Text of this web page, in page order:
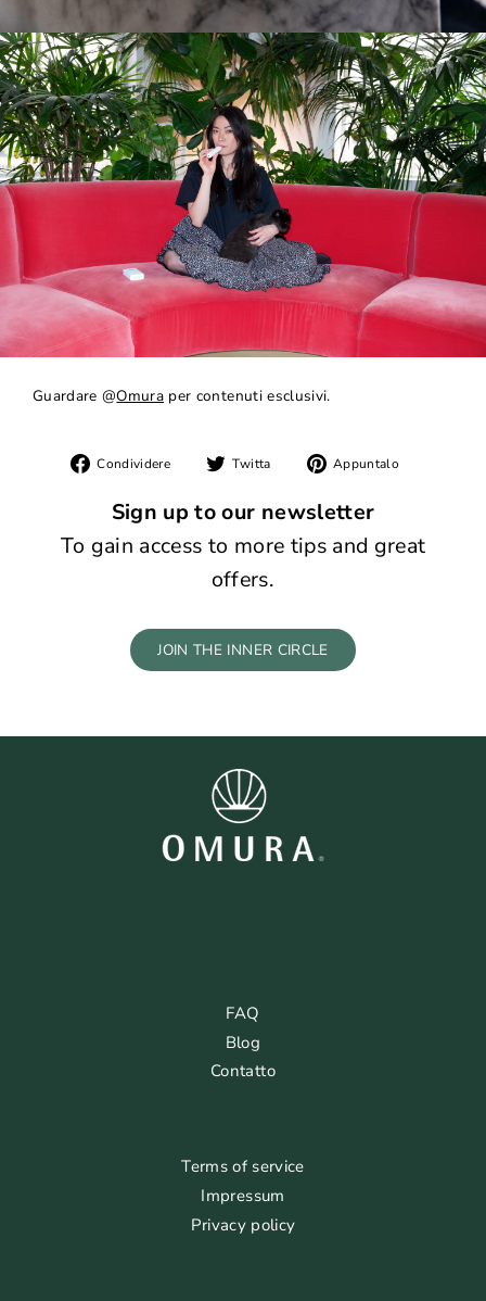
Guardare @Omura per contenuti esclusivi.
Condividere
Condividi
Facebook
Twitta
Twitta
Twitter
Appuntalo
Sign up to our newsletter
To gain access to more tips and great
offers.
JOIN THE INNER CIRCLE
FAQ
Blog
Contatto
Terms of service
Impressum
Privacy policy